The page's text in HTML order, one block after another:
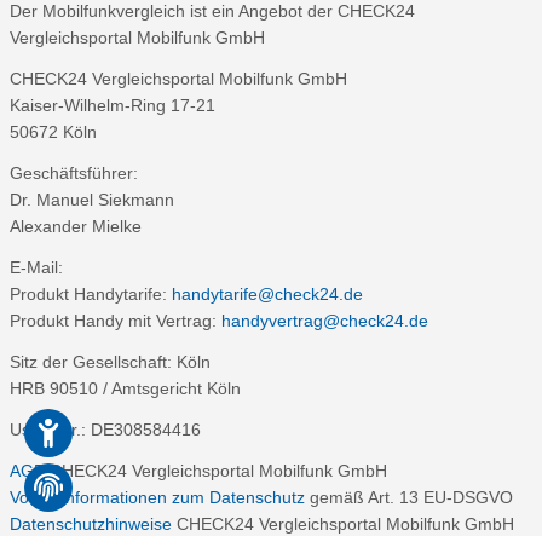
Der Mobilfunkvergleich ist ein Angebot der CHECK24
Vergleichsportal Mobilfunk GmbH
CHECK24 Vergleichsportal Mobilfunk GmbH
Kaiser-Wilhelm-Ring 17-21
50672 Köln
Geschäftsführer:
Dr. Manuel Siekmann
Alexander Mielke
E-Mail:
Produkt Handytarife: handytarife@check24.de
Produkt Handy mit Vertrag: handyvertrag@check24.de
Sitz der Gesellschaft: Köln
HRB 90510 / Amtsgericht Köln
Ust. IdNr.: DE308584416
AGBCHECK24 Vergleichsportal Mobilfunk GmbH
Vorab-Informationen zum Datenschutz gemäß Art. 13 EU-DSGVO
Datenschutzhinweise CHECK24 Vergleichsportal Mobilfunk GmbH